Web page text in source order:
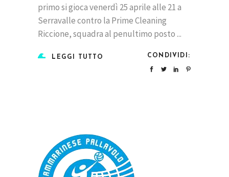
primo si gioca venerdì 25 aprile alle 21 a
Serravalle contro la Prime Cleaning
Riccione, squadra al penultimo posto
LEGGI TUTTO CONDIVIDI: